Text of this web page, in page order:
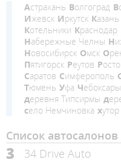
Астрахань Волгоград
Ижевск
Иркутск Казань
Котельники
Краснодар
Набережные Челны
Новосибирск
Омск
Пятигорск
Реутов
Саратов
Симферополь
Тюмень
Уфа Чебоксары
деревня Типсирмы
село Немчиновка
Список автосалонов
3 34 Drive Auto